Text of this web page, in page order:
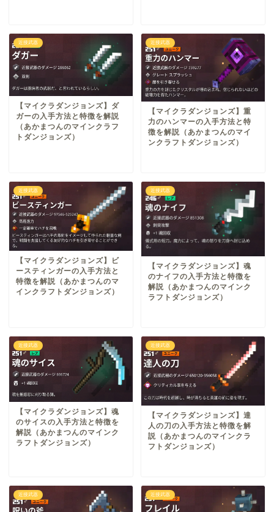
近接武器
【マイクラダンジョンズ】ダ
ガーの入手方法と特徴を解説
（あかまつんのマインクラフ
トダンジョンズ）
近接武器
【マイクラダンジョンズ】重
力のハンマーの入手方法と特
徴を解説（あかまつんのマイ
ンクラフトダンジョンズ）
近接武器
【マイクラダンジョンズ】ビ
ースティンガーの入手方法と
特徴を解説（あかまつんのマ
インクラフトダンジョンズ）
近接武器
【マイクラダンジョンズ】魂
のナイフの入手方法と特徴を
解説（あかまつんのマインク
ラフトダンジョンズ）
近接武器
【マイクラダンジョンズ】魂
のサイスの入手方法と特徴を
解説（あかまつんのマインク
ラフトダンジョンズ）
近接武器
【マイクラダンジョンズ】達
人の刀の入手方法と特徴を解
説（あかまつんのマインクラ
フトダンジョンズ）
近接武器 近接武器